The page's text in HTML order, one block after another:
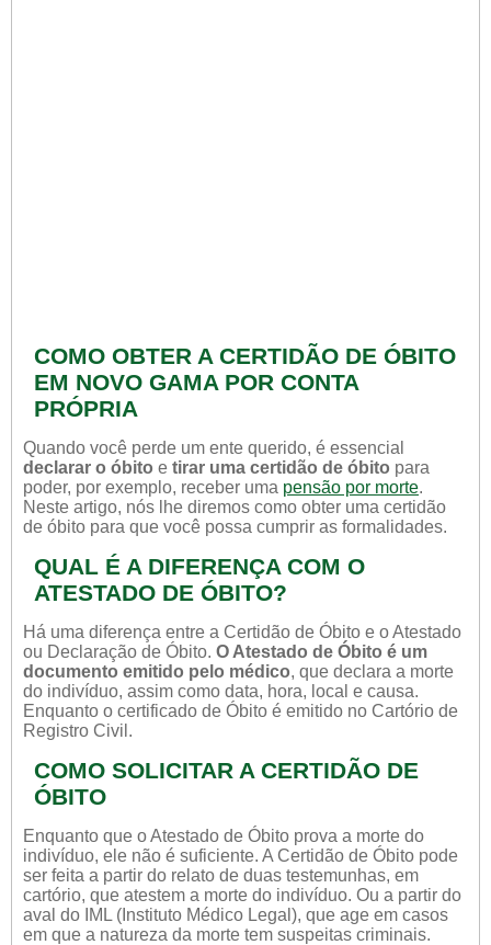
COMO OBTER A CERTIDÃO DE ÓBITO
EM NOVO GAMA POR CONTA
PRÓPRIA
Quando você perde um ente querido, é essencial
declarar o óbito e tirar uma certidão de óbito para
poder, por exemplo, receber uma pensão por morte.
Neste artigo, nós lhe diremos como obter uma certidão
de óbito para que você possa cumprir as formalidades.
QUAL É A DIFERENÇA COM O
ATESTADO DE ÓBITO?
Há uma diferença entre a Certidão de Óbito e o Atestado
ou Declaração de Óbito. O Atestado de Óbito é um
documento emitido pelo médico, que declara a morte
do indivíduo, assim como data, hora, local e causa.
Enquanto o certificado de Óbito é emitido no Cartório de
Registro Civil.
COMO SOLICITAR A CERTIDÃO DE
ÓBITO
Enquanto que o Atestado de Óbito prova a morte do
indivíduo, ele não é suficiente. A Certidão de Óbito pode
ser feita a partir do relato de duas testemunhas, em
cartório, que atestem a morte do indivíduo. Ou a partir do
aval do IML (Instituto Médico Legal), que age em casos
em que a natureza da morte tem suspeitas criminais.